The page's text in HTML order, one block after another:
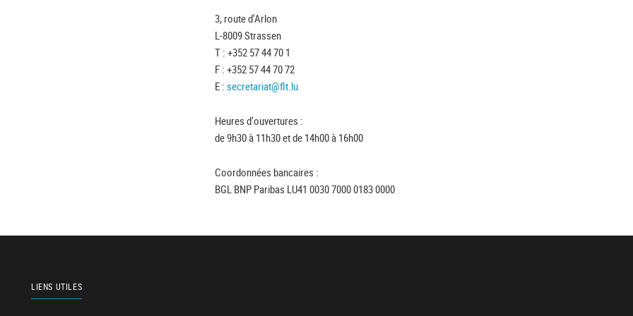
3, route d'Arlon
L-8009 Strassen
T : +352 57 44 70 1
F : +352 57 44 70 72
E : secretariat@flt.lu
Heures d'ouvertures :
de 9h30 à 11h30 et de 14h00 à 16h00
Coordonnées bancaires :
BGL BNP Paribas LU41 0030 7000 0183 0000
LIENS UTILES